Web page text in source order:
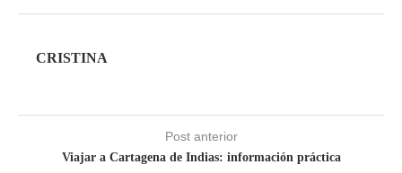
CRISTINA
Post anterior
Viajar a Cartagena de Indias: información práctica